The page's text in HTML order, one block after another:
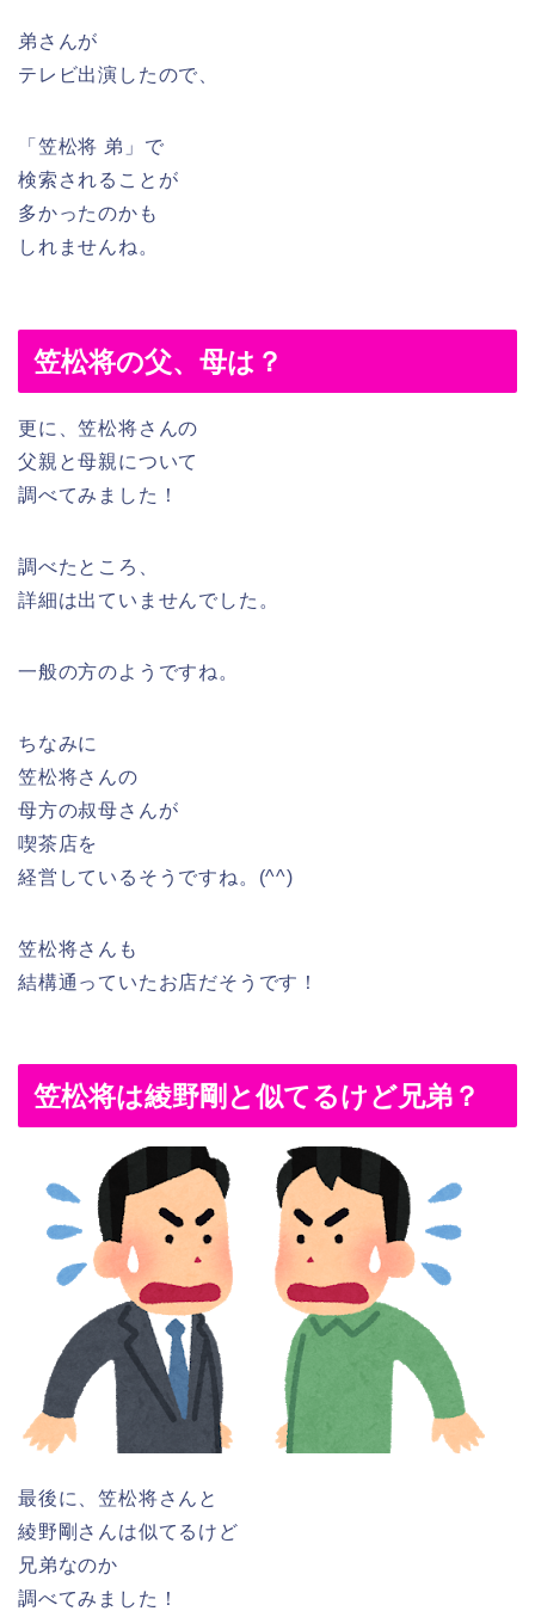
弟さんが
テレビ出演したので、
「笠松将 弟」で
検索されることが
多かったのかも
しれませんね。
笠松将の父、母は？
更に、笠松将さんの
父親と母親について
調べてみました！
調べたところ、
詳細は出ていませんでした。
一般の方のようですね。
ちなみに
笠松将さんの
母方の叔母さんが
喫茶店を
経営しているそうですね。(^^)
笠松将さんも
結構通っていたお店だそうです！
笠松将は綾野剛と似てるけど兄弟？
最後に、笠松将さんと
綾野剛さんは似てるけど
兄弟なのか
調べてみました！